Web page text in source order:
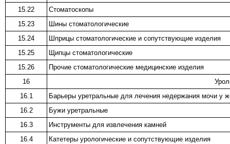
15.22
Стоматоскопы
15.23
Шины стоматологические
15.24
Шприцы стоматологические и сопутствующие изделия
15.25
Щипцы стоматологические
15.26
Прочие стоматологические медицинские изделия
16
16.1
Барьеры уретральные для лечения недержания мочи у
16.2
Бужи уретральные
16.3
Инструменты для извлечения камней
16.4
Катетеры урологические и сопутствующие изделия